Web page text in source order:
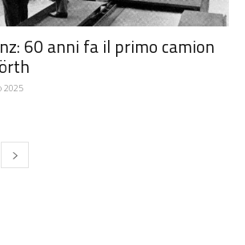
60 anni fa il primo camion
2025